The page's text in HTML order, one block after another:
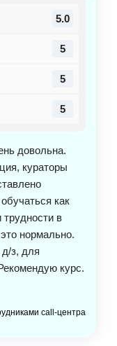
5.0
5
5
5
довольна.
кураторы
как
трудности в
нормально.
з, для
курс.
call-центра